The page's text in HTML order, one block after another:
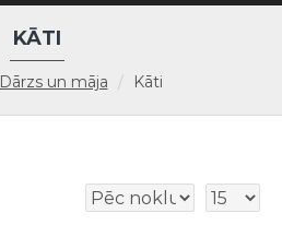
Dārzs un māja Kāti
KĀTI